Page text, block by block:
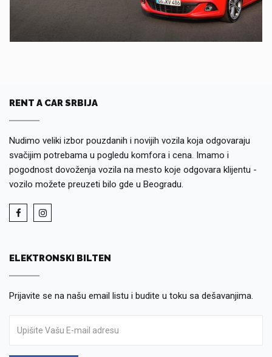
RENT A CAR SRBIJA
Nudimo veliki izbor pouzdanih i novijih vozila koja odgovaraju
svačijim potrebama u pogledu komfora i cena. Imamo i
pogodnost dovoženja vozila na mesto koje odgovara klijentu -
vozilo možete preuzeti bilo gde u Beogradu.
ELEKTRONSKI BILTEN
Prijavite se na našu email listu i budite u toku sa dešavanjima.